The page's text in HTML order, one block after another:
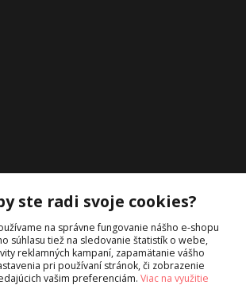
ste radi svoje cookies?
na správne fungovanie nášho e-shopu
súhlasu tiež na sledovanie štatistík o webe,
reklamných kampaní, zapamätanie vášho
pri používaní stránok, či zobrazenie
vašim preferenciám. Viac na využitie